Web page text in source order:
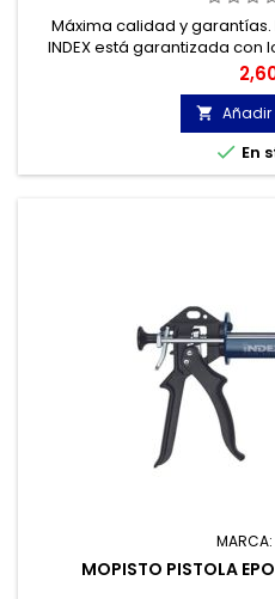
Máxima calidad y
INDEX está garantizada
calidad, gracias a la
UNE-EN 62275, que

 En
MARCA:
MOPISTO PISTOLA